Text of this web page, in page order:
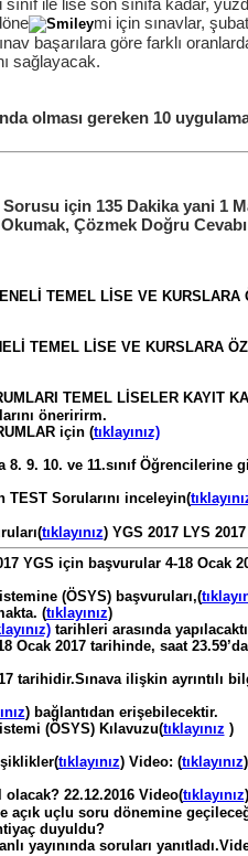
ile lise son sınıfa kadar,
mi için sınavlar,
başarılara göre farklı
sağlayacak.
olması gereken 10
için 135 Dakika yani 1
Çözmek Doğru
TEMEL LİSE VE KURSLARA
TEMEL LİSE VE KURSLARA
TEMEL LİSELER KAYIT
öneririrm.
için (tıklayınız)
8. 9. 10. ve 11.sınıf
TEST Sorularını inceleyin(
tıklayınız) YGS 2017 LYS
YGS için başvurular 4-18 Ocak
(ÖSYS) başvuruları,(
(tıklayınız)
tarihleri arasında
Ocak 2017 tarihinde, saat 23.59’da
tarihidir.Sınava ilişkin ayrıntılı
) bağlantıdan erişebilecektir.
(ÖSYS) Kılavuzu(tıklayınız )
tıklayınız) Video: (tıklayınız
22.12.2016 Video(tıklayınız)
açık uçlu soru dönemine
duyuldu?
yayınında soruları